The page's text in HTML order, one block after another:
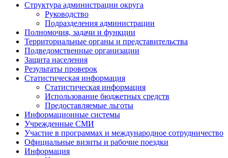
Структура администрации округа
Руководство
Подразделения администрации
Полномочия, задачи и функции
Территориальные органы и представительства
Подведомственные организации
Защита населения
Результаты проверок
Статистическая информация
Статистическая информация
Использование бюджетных средств
Предоставляемые льготы
Информационные системы
Учрежденные СМИ
Участие в программах и международное сотрудничество
Официальные визиты и рабочие поездки
Информация